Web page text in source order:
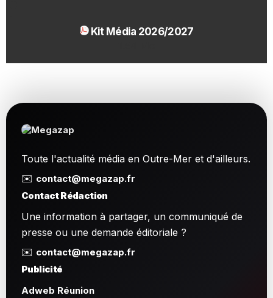
Kit Média 2026/2027
Toute l'actualité média en Outre-Mer et d'ailleurs.
✉️ contact@megazap.fr
Contact Rédaction
Une information à partager, un communiqué de
presse ou une demande éditoriale ?
✉️ contact@megazap.fr
Publicité
Adweb Réunion